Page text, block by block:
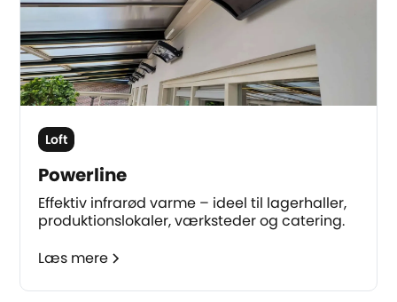
Loft
Powerline
Effektiv infrarød varme – ideel til lagerhaller,
produktionslokaler, værksteder og catering.
Læs mere